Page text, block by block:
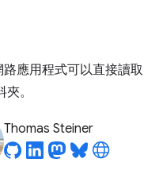
應用程式可以直接讀取
。
Thomas Steiner